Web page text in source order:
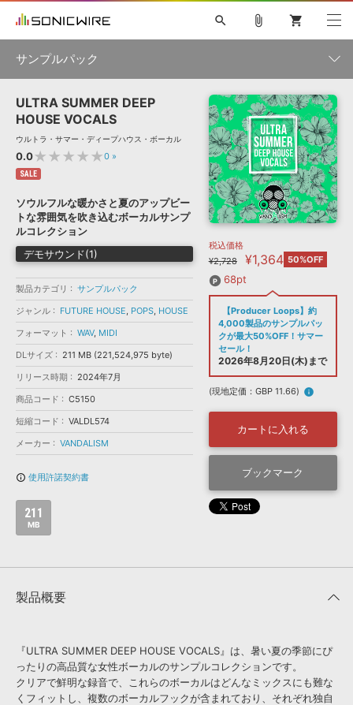
ソフト音源 »
プラグイン・エフェクト »
サンプルパック »
ソフトウェア／ツール »
DAW »
効果音 »
BGM »
キャンペーン »
特集 »
ニュースレター »
SONICWIREブログ »
製品サポート情報 »
DTMガイド »
FAQ »
お問い合わせ »
音楽カード
楽曲配信流通サービス
無償のサウンド管理ソフト
次世代型 ボーカル・エディタ
APS 映像のBGM・セリフを音声分離
SLS
search
初音ミク NT 鏡音リン・レン V4X 巡音ルカ V4X
MEIKO V3
KAITO V3
VOCALOID TOONTRACK
SPITFIRE AUDIO
VIENNA
EZ DRUMMER 3 SERUM
ライセンスフリーBGM
ボーカル抜き出し
DUBSTEP
MUTANT
ROUTER.FM
SONOCA
ソフト音源 プラグイン・エフェクト
ソフトウェア／ツール DAW 効果音
attach_file shopping_cart
サンプルパック
製品一覧
ジャンル
メーカー
フォーマット
ランキング
ULTRA SUMMER DEEP
HOUSE VOCALS
ウルトラ・サマー・ディープハウス・ボーカル
0.0★★★★★0 »
SALE
ソウルフルな暖かさと夏のアップビー
トな雰囲気を吹き込むボーカルサンプ
ルコレクション
デモサウンド(1)
製品カテゴリ
サンプルパック
ジャンル
FUTURE HOUSE, POPS, HOUSE
フォーマット
WAV, MIDI
DLサイズ
211 MB (221,524,975 byte)
リリース時期
2024年7月
商品コード
C5150
短縮コード
VALDL574
メーカー
VANDALISM
info_outline 使用許諾契約書
211
MB
税込価格
¥2,728
¥1,364 50%OFF
68pt
【Producer Loops】約
4,000製品のサンプルパッ
クが最大50%OFF！サマー
セール！
2026年8月20日(木)まで
(現地定価：GBP 11.66) info
カートに入れる
ブックマーク
製品概要
『ULTRA SUMMER DEEP HOUSE VOCALS』は、暑い夏の季節にぴ
ったりの高品質な女性ボーカルのサンプルコレクションです。
クリアで鮮明な録音で、これらのボーカルはどんなミックスにも難な
くフィットし、複数のボーカルフックが含まれており、それぞれ独自